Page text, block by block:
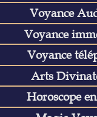
Voyance
Voyance
Voyance
Arts
Horoscope